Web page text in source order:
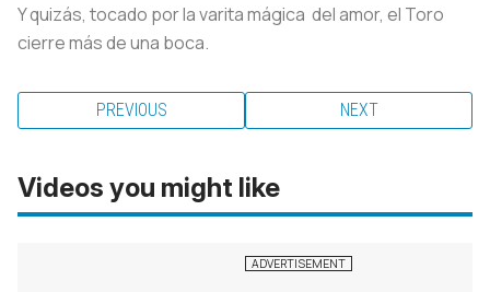
Y quizás, tocado por la varita mágica del amor, el Toro
cierre más de una boca.
PREVIOUS NEXT
Videos you might like